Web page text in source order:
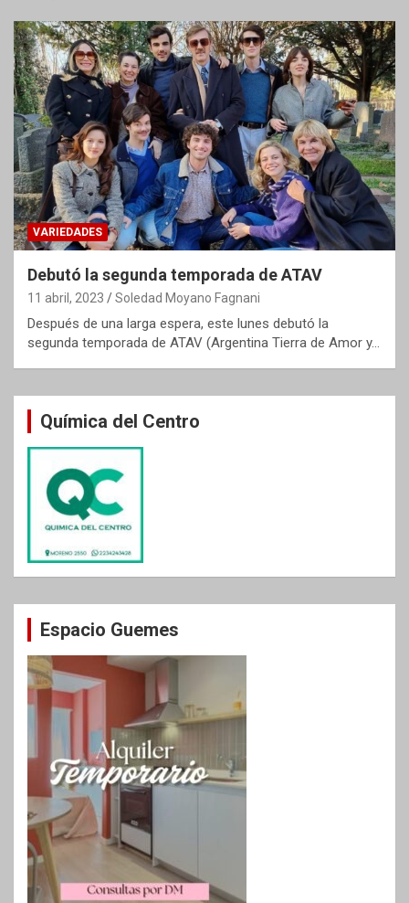
VARIEDADES
Debutó la segunda temporada de ATAV
11 abril, 2023 Soledad Moyano Fagnani
Después de una larga espera, este lunes debutó la
segunda temporada de ATAV (Argentina Tierra de Amor y…
Química del Centro
Espacio Guemes